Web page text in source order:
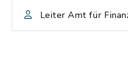
Leiter Amt für